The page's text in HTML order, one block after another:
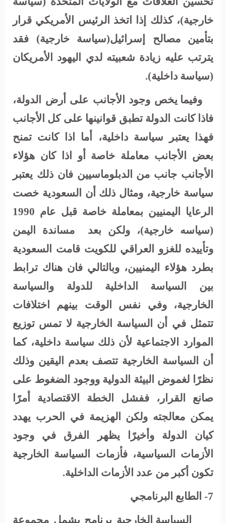
خارجية)، كذلك إذا اتخذ الرئيس الأمريكي قرار
بتأمين مصالح إسرائيل(سياسة خارجية) فقد
يترتب عليه زيادة شعبيته لدي اليهود الأمريكان
(سياسة داخلية).
وفيما يخص وجود الأجانب على أرض الدولة،
فاذا كانت الدولة تطبق قوانينها على كل الأجانب
فهذا يعتبر سياسة داخلية، أما اذا كانت تمنح
بعض الأجانب معاملة خاصة أو اذا كان هؤلاء
الأجانب جانب من الدبلوماسيين فان ذلك يعتبر
سياسة خارجية، ومثال ذلك أن السعودية خصت
الرعايا اليمنيين بمعاملة خاصة قبل عام 1990
(سياسه خارجية)، ولكن بعد
مساندة اليمن
وتأييده للغزو العراقي للكويت قامت السعودية
بطرد هؤلاء اليمنيين، وبالتالي فان هناك ترابط
بين السياسة الداخلية للدولة والسياسة
الخارجية، وفي نفس الوقت بينهم اختلافات
تتمثل في أن السياسة الخارجية لا تمس توزيع
الموارد الاجتماعية لأن ذلك سياسة داخلية، كما
أن السياسة الخارجية تتصف بعدم اليقين وذلك
نظرًا لغموض البيئة الدولية ووجود الضغوط على
صانع القرار، ففشل الخطة الاقتصادية أمرًا
يمكن معالجته ولكن الهزيمة في الحرب يهدد
كيان الدولة وأخيرًا يظهر الفرق في وجود
الأزمات السياسية، فأزمات السياسة الخارجية
تكون أكبر من عدد الأزمات الداخلية.
7- الطابع البرنامجي
السياسة الخارجية برنامج يشمل مجموعة